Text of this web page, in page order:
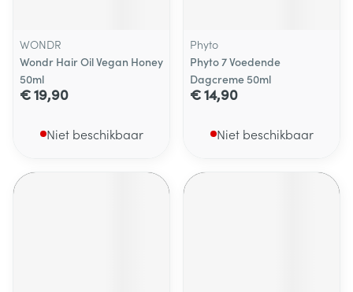
WONDR
Wondr Hair Oil Vegan Honey
50ml
€ 19,90
Niet beschikbaar
Phyto
Phyto 7 Voedende
Dagcreme 50ml
€ 14,90
Niet beschikbaar